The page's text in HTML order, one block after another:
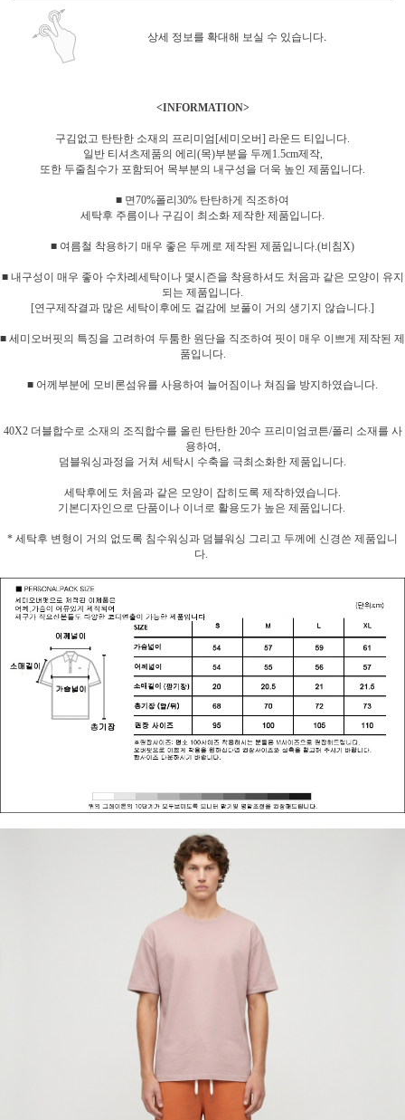
상세 정보를 확대해 보실 수 있습니다.
<INFORMATION>
구김없고 탄탄한 소재의 프리미엄[세미오버] 라운드 티입니다.
일반 티셔츠제품의 에리(목)부분을 두께1.5cm제작,
또한 두줄침수가 포함되어 목부분의 내구성을 더욱 높인 제품입니다.
■ 면70%폴리30% 탄탄하게 직조하여
세탁후 주름이나 구김이 최소화 제작한 제품입니다.
■ 여름철 착용하기 매우 좋은 두께로 제작된 제품입니다.(비침X)
■ 내구성이 매우 좋아 수차례세탁이나 몇시즌을 착용하셔도 처음과 같은 모양이 유지
되는 제품입니다.
[연구제작결과 많은 세탁이후에도 겉감에 보풀이 거의 생기지 않습니다.]
■ 세미오버핏의 특징을 고려하여 두툼한 원단을 직조하여 핏이 매우 이쁘게 제작된 제
품입니다.
■ 어께부분에 모비론섬유를 사용하여 늘어짐이나 쳐짐을 방지하였습니다.
40X2 더블합수로 소재의 조직합수를 올린 탄탄한 20수 프리미엄코튼/폴리 소재를 사
용하여,
덤블워싱과정을 거쳐 세탁시 수축을 극최소화한 제품입니다.
세탁후에도 처음과 같은 모양이 잡히도록 제작하였습니다.
기본디자인으로 단품이나 이너로 활용도가 높은 제품입니다.
* 세탁후 변형이 거의 없도록 침수워싱과 덤블워싱 그리고 두께에 신경쓴 제품입니
다.